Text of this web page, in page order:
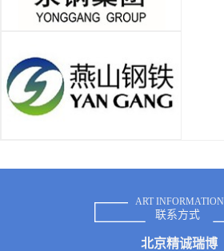
ART INFORMATION
联系方式
北京精诚瑞博